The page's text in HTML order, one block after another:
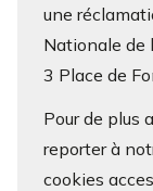
une
Nationale de
3 Place de
Pour de plus
reporter à
cookies